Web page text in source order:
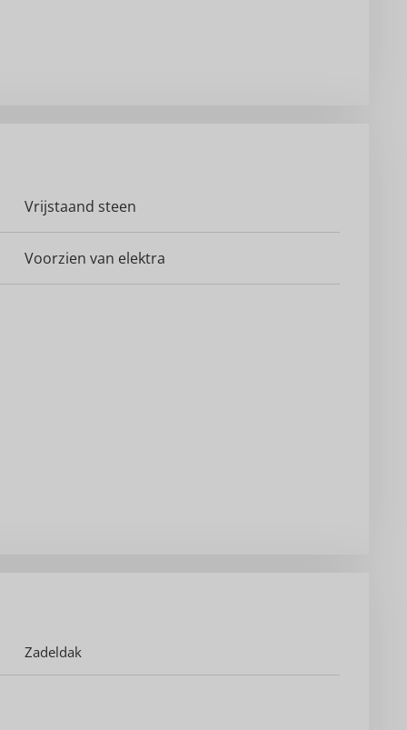
Vrijstaand steen
Voorzien van elektra
Zadeldak